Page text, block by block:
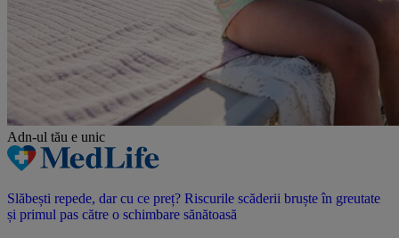
Adn-ul tău e unic
Slăbești repede, dar cu ce preț? Riscurile scăderii bruște în greutate
și primul pas către o schimbare sănătoasă